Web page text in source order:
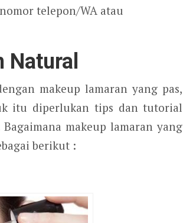
telepon/WA atau
makeup lamaran yang pas,
itu diperlukan tips dan tutorial
makeup lamaran yang
berikut :